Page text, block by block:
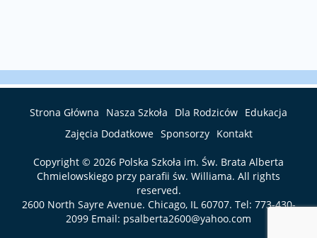
Strona Główna Nasza Szkoła Dla Rodziców Edukacja
Zajęcia Dodatkowe Sponsorzy Kontakt
Copyright © 2026 Polska Szkoła im. Św. Brata Alberta
Chmielowskiego przy parafii św. Williama. All rights
reserved.
2600 North Sayre Avenue. Chicago, IL 60707. Tel: 773-430-
2099 Email: psalberta2600@yahoo.com